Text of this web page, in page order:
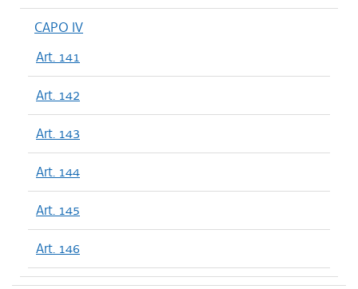
CAPO IV
Art. 141
Art. 142
Art. 143
Art. 144
Art. 145
Art. 146